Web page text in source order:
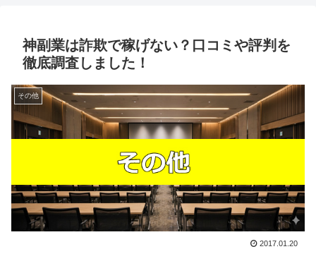
神副業は詐欺で稼げない？口コミや評判を
徹底調査しました！
その他
2017.01.20